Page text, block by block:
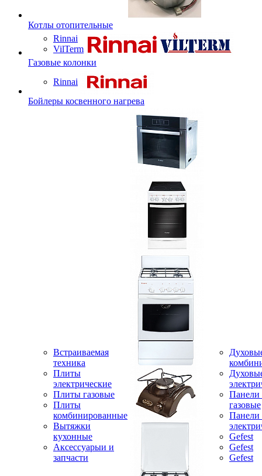
Котлы отопительные
Rinnai
VilTerm
Газовые колонки
Rinnai
Бойлеры косвенного нагрева
Встраиваемая
техника
Плиты
электрические
Плиты газовые
Плиты
комбинированные
Вытяжки
кухонные
Аксессуарыи и
запчасти
Панели
газовые
Панели
Gefest
Gefest
Gefest